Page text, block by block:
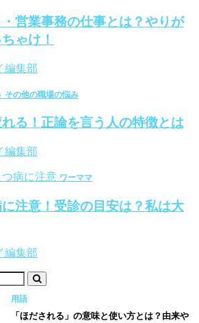
営業事務の仕事とは？やりが
ゃけ！
編集部
その他の職場の悩み
る！正論を言う人の特徴とは
編集部
ワーママ
注意！受診の目安は？私は大
編集部
用語
「ほだされる」の意味と使い方とは？由来や